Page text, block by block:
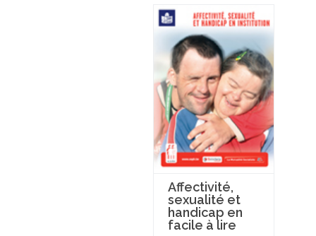
Affectivité,
sexualité et
handicap en
facile à lire